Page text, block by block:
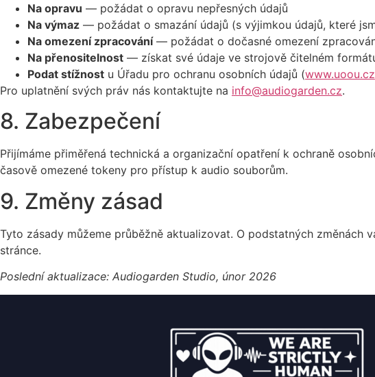
Na opravu — požádat o opravu nepřesných údajů
Na výmaz — požádat o smazání údajů (s výjimkou údajů, které
Na omezení zpracování— požádat o dočasné omezení
Na přenositelnost — získat své údaje ve strojově čitelném
Podat stížnost u Úřadu pro ochranu osobních údajů (www.uoou.cz
Pro uplatnění svých práv nás kontaktujte na info@audiogarden.cz.
8. Zabezpečení
Přijímáme přiměřená technická a organizační opatření k ochraně
časově omezené tokeny pro přístup k audio souborům.
9. Změny zásad
Tyto zásady můžeme průběžně aktualizovat. O podstatných
stránce.
Poslední aktualizace: Audiogarden Studio, únor 2026